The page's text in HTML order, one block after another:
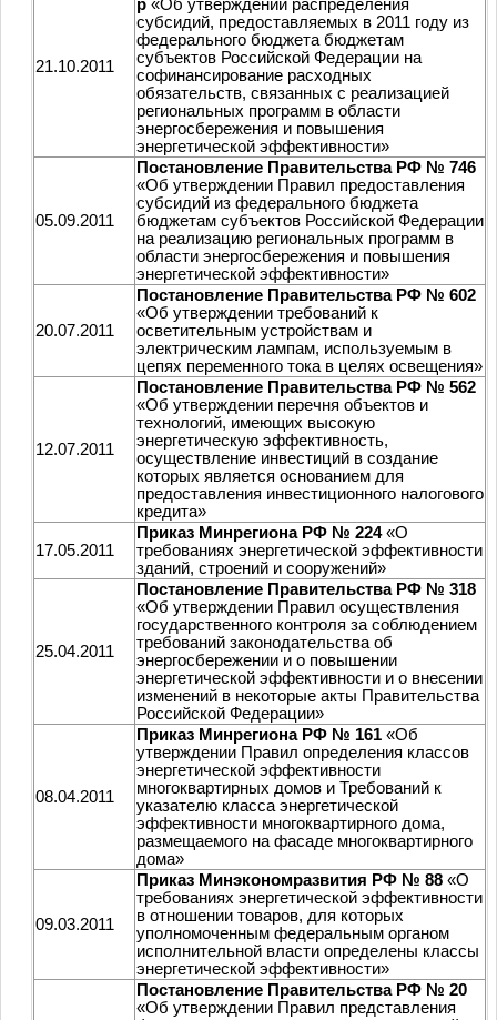
21.10.2011
р «Об утверждении распределения
субсидий, предоставляемых в 2011 году из
федерального бюджета бюджетам
субъектов Российской Федерации на
софинансирование расходных
обязательств, связанных с реализацией
региональных программ в области
энергосбережения и повышения
энергетической эффективности»
05.09.2011
Постановление Правительства РФ № 746
«Об утверждении Правил предоставления
субсидий из федерального бюджета
бюджетам субъектов Российской Федерации
на реализацию региональных программ в
области энергосбережения и повышения
энергетической эффективности»
20.07.2011
Постановление Правительства РФ № 602
«Об утверждении требований к
осветительным устройствам и
электрическим лампам, используемым в
цепях переменного тока в целях освещения»
12.07.2011
Постановление Правительства РФ № 562
«Об утверждении перечня объектов и
технологий, имеющих высокую
энергетическую эффективность,
осуществление инвестиций в создание
которых является основанием для
предоставления инвестиционного налогового
кредита»
17.05.2011
Приказ Минрегиона РФ № 224«О
требованиях энергетической эффективности
зданий, строений и сооружений»
25.04.2011
Постановление Правительства РФ № 318
«Об утверждении Правил осуществления
государственного контроля за соблюдением
требований законодательства об
энергосбережении и о повышении
энергетической эффективности и о внесении
изменений в некоторые акты Правительства
Российской Федерации»
08.04.2011
Приказ Минрегиона РФ № 161 «Об
утверждении Правил определения классов
энергетической эффективности
многоквартирных домов и Требований к
указателю класса энергетической
эффективности многоквартирного дома,
размещаемого на фасаде многоквартирного
дома»
09.03.2011
Приказ Минэкономразвития РФ № 88 «О
требованиях энергетической эффективности
в отношении товаров, для которых
уполномоченным федеральным органом
исполнительной власти определены классы
энергетической эффективности»
Постановление Правительства РФ № 20
«Об утверждении Правил представления